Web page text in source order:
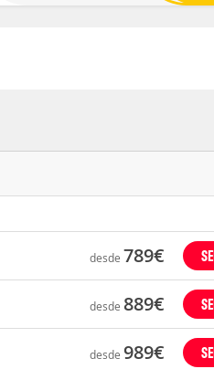
desde 789€
desde 889€
desde 989€